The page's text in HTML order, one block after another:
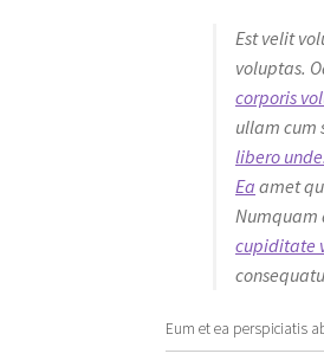
Est velit
voluptas.
corporis
ullam cum
libero
Ea amet
Numquam
cupiditate
Eum et ea perspiciatis